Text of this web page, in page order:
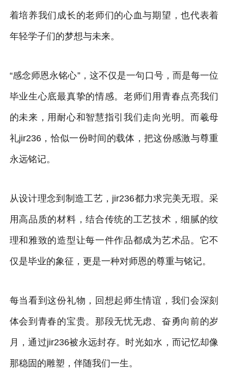
着培养我们成长的老师们的心血与期望，也代表着
年轻学子们的梦想与未来。
“感念师恩永铭心”，这不仅是一句口号，而是每一位
毕业生心底最真挚的情感。老师们用青春点亮我们
的未来，用耐心和智慧指引我们走向光明。而羲母
礼jir236，恰似一份时间的载体，把这份感激与尊重
永远铭记。
从设计理念到制造工艺，jir236都力求完美无瑕。采
用高品质的材料，结合传统的工艺技术，细腻的纹
理和雅致的造型让每一件作品都成为艺术品。它不
仅是毕业的象征，更是一种对师恩的尊重与铭记。
每当看到这份礼物，回想起师生情谊，我们会深刻
体会到青春的宝贵。那段无忧无虑、奋勇向前的岁
月，通过jir236被永远封存。时光如水，而记忆却像
那稳固的雕塑，伴随我们一生。